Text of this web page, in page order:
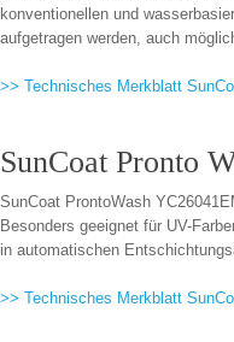
konventionellen und
aufgetragen werden, auch
>> Technisches Merkblatt
SunCoat Pronto
SunCoat ProntoWash
Besonders geeignet für UV-
in automatischen
>> Technisches Merkblatt